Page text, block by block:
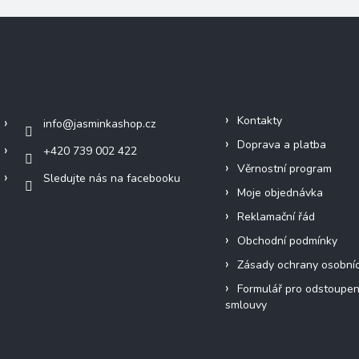
info@jasminkashop.cz
+420 739 002 422
Sledujte nás na facebooku
Kontakty
Doprava a platba
Věrnostní program
Moje objednávka
Reklamační řád
Obchodní podmínky
Zásady ochrany
Formulář pro
smlouvy